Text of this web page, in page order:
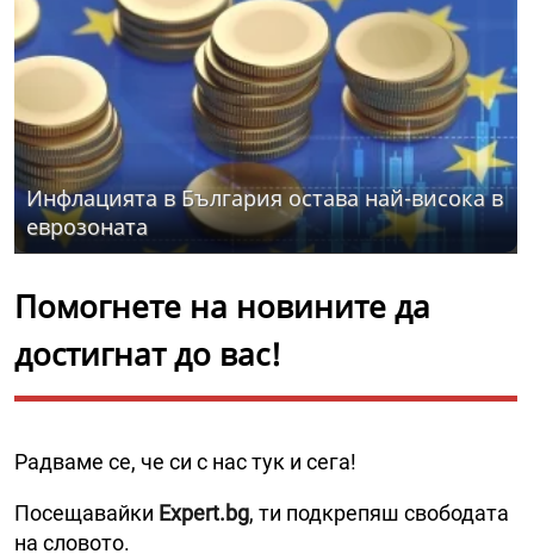
Инфлацията в България остава най-висока в
еврозоната
Помогнете на новините да
достигнат до вас!
Радваме се, че си с нас тук и сега!
Посещавайки Expert.bg, ти подкрепяш свободата
на словото.